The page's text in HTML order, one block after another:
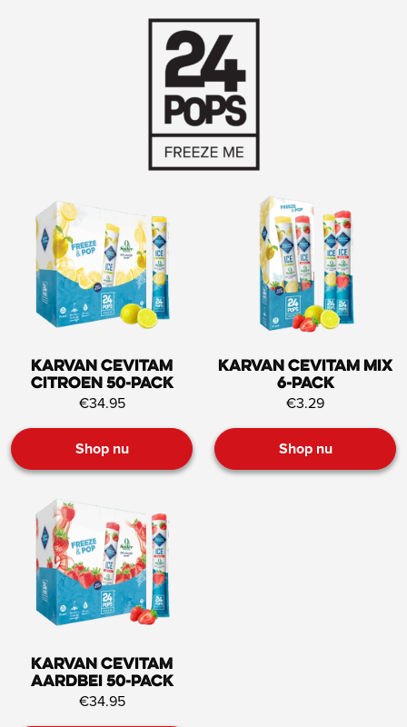
Karvan Cevitam
Citroen 50-pack
€34.95
Shop nu
Karvan Cevitam Mix
6-pack
€3.29
Shop nu
Karvan Cevitam
Aardbei 50-pack
€34.95